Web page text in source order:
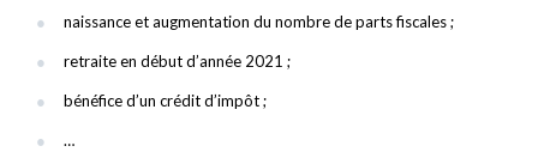
naissance et augmentation du nombre de parts fiscales ;
retraite en début d’année 2021 ;
bénéfice d’un crédit d’impôt ;
…